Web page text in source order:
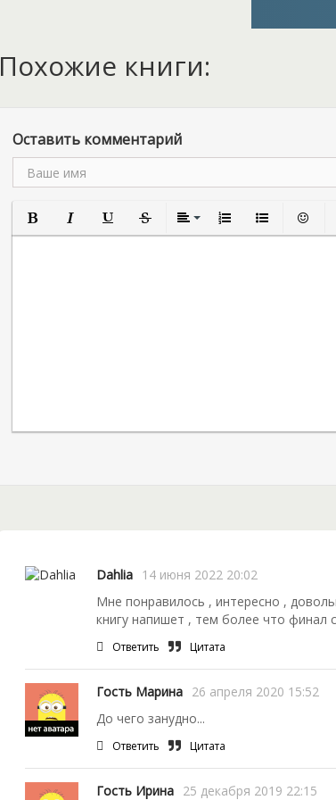
опять
только
Похожие книги:
Оставить комментарий
Полужирный
КурсивПодчеркнутый
ЗачеркнутыйВыравнивание
Нумерованный
Dahlia 14 июня 2022 20:02
Мне понравилось , интересно ,
книгу напишет , тем более что финал
Ответить Цитата
Гость Марина 26 апреля 2020 15:52
До чего занудно...
Ответить Цитата
Гость Ирина 25 декабря 2019 22:15